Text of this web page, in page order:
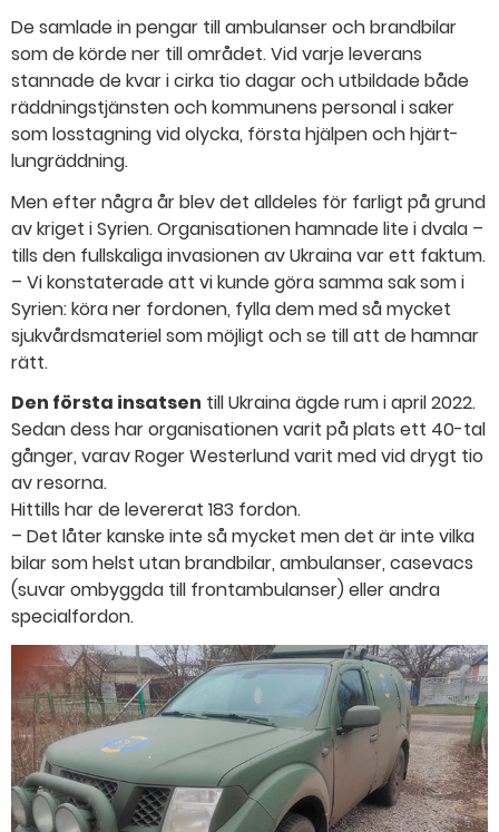
De samlade in pengar till ambulanser och brandbilar
som de körde ner till området. Vid varje leverans
stannade de kvar i cirka tio dagar och utbildade både
räddningstjänsten och kommunens personal i saker
som losstagning vid olycka, första hjälpen och hjärt-
lungräddning.
Men efter några år blev det alldeles för farligt på grund
av kriget i Syrien. Organisationen hamnade lite i dvala –
tills den fullskaliga invasionen av Ukraina var ett faktum.
– Vi konstaterade att vi kunde göra samma sak som i
Syrien: köra ner fordonen, fylla dem med så mycket
sjukvårdsmateriel som möjligt och se till att de hamnar
rätt.
Den första insatsen till Ukraina ägde rum i april 2022.
Sedan dess har organisationen varit på plats ett 40-tal
gånger, varav Roger Westerlund varit med vid drygt tio
av resorna.
Hittills har de levererat 183 fordon.
– Det låter kanske inte så mycket men det är inte vilka
bilar som helst utan brandbilar, ambulanser, casevacs
(suvar ombyggda till frontambulanser) eller andra
specialfordon.